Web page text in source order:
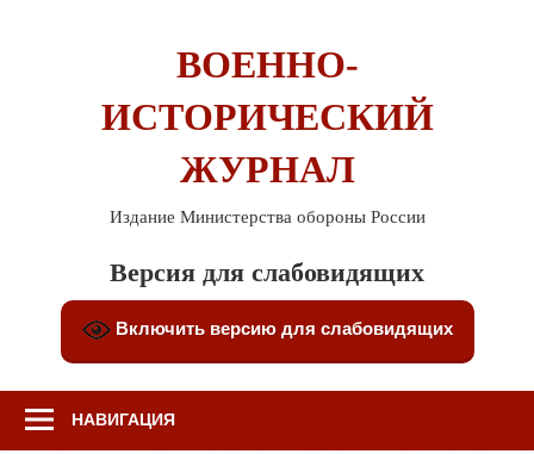
ВОЕННО-
ИСТОРИЧЕСКИЙ
ЖУРНАЛ
Издание Министерства обороны России
Версия для слабовидящих
Включить версию для слабовидящих
НАВИГАЦИЯ